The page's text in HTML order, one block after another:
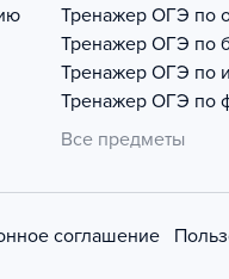
Тренажер ОГЭ по
Тренажер ОГЭ по
Тренажер ОГЭ по
Тренажер ОГЭ по
Все предметы
соглашение